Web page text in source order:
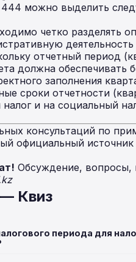
444 можно выделить
четко разделять
отчетный период
должна обеспечивать
заполнения
сроки отчетности
и на социальный
консультаций по
официальный источник
Обсуждение, вопросы,
— Квиз
периода для